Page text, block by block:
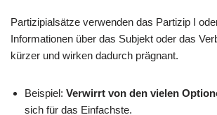
Partizipialsätze verwenden das Partizip I
Informationen über das Subjekt oder das
kürzer und wirken dadurch prägnant.
Beispiel: Verwirrt von den vielen
sich für das Einfachste.